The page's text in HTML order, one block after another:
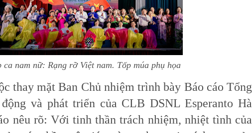
ca nam nữ: Rạng rỡ Việt nam. Tốp múa phụ họa
thay mặt Ban Chủ nhiệm trình bày Báo cáo Tổng
và phát triển của CLB DSNL Esperanto Hà
nêu rõ: Với tinh thần trách nhiệm, nhiệt tình của